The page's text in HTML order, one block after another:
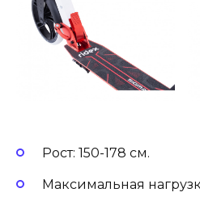
Рост: 150-178 см.
Максимальная